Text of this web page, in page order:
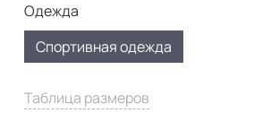
Таблица размеров
Одежда
Спортивная одежда